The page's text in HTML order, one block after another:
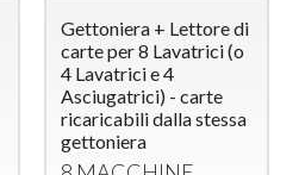
Gettoniera + Lettore di
carte per 8 Lavatrici (o
4 Lavatrici e 4
Asciugatrici) - carte
ricaricabili dalla stessa
gettoniera